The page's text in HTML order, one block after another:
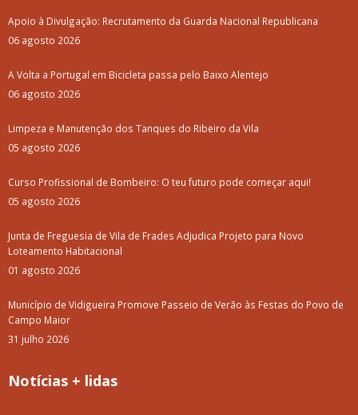
Apoio à Divulgação: Recrutamento da Guarda Nacional Republicana
06 agosto 2026
A Volta a Portugal em Bicicleta passa pelo Baixo Alentejo
06 agosto 2026
Limpeza e Manutenção dos Tanques do Ribeiro da Vila
05 agosto 2026
Curso Profissional de Bombeiro: O teu futuro pode começar aqui!
05 agosto 2026
Junta de Freguesia de Vila de Frades Adjudica Projeto para Novo
Loteamento Habitacional
01 agosto 2026
Município de Vidigueira Promove Passeio de Verão às Festas do Povo de
Campo Maior
31 julho 2026
Notícias + lidas